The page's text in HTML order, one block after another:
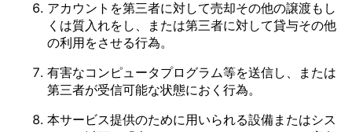
アカウントを第三者に対して売却その他の譲渡もし
くは質入れをし、または第三者に対して貸与その他
の利用をさせる行為。
有害なコンピュータプログラム等を送信し、または
第三者が受信可能な状態におく行為。
本サービス提供のために用いられる設備またはシス